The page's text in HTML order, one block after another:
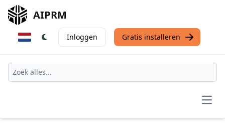
AIPRM
Inloggen Gratis installeren